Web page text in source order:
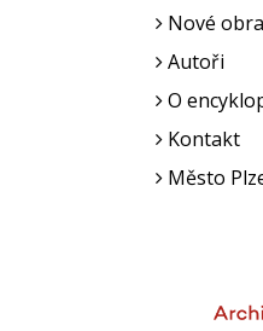
Nové
Autoři
O
Kontakt
Město